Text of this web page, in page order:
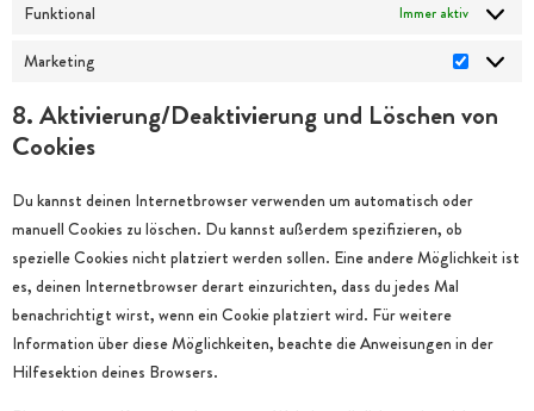
Funktional Immer aktiv
Marketing
8. Aktivierung/Deaktivierung und Löschen von
Cookies
Du kannst deinen Internetbrowser verwenden um automatisch oder
manuell Cookies zu löschen. Du kannst außerdem spezifizieren, ob
spezielle Cookies nicht platziert werden sollen. Eine andere Möglichkeit ist
es, deinen Internetbrowser derart einzurichten, dass du jedes Mal
benachrichtigt wirst, wenn ein Cookie platziert wird. Für weitere
Information über diese Möglichkeiten, beachte die Anweisungen in der
Hilfesektion deines Browsers.